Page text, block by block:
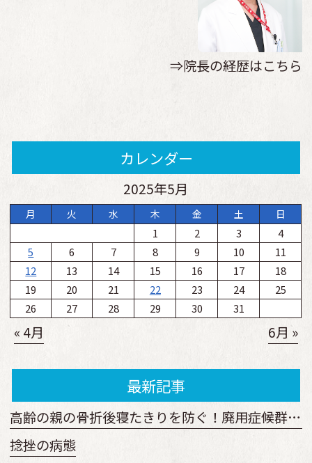
⇒院長の経歴はこちら
カレンダー
2025年5月
月 火 水 木 金 土 日
1 2 3
4
5
6 7 8 9 10
11
12
13 14 15 16 17
18
19
20 21 22 23 24
25
26
27 28 29 30 31
« 4月 6月 »
最新記事
高齢の親の骨折後寝たきりを防ぐ！廃用症候群予防の運動と見守り方
捻挫の病態